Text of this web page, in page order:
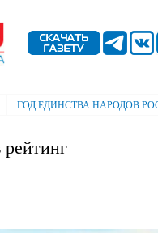
содержанию
ГОД ЕДИНСТВА НАРОДОВ